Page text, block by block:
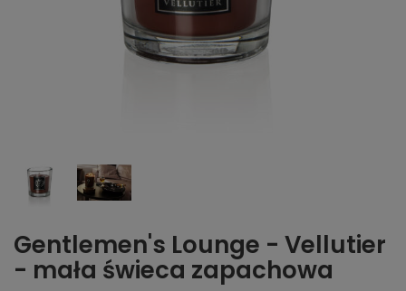
Gentlemen's Lounge - Vellutier
- mała świeca zapachowa